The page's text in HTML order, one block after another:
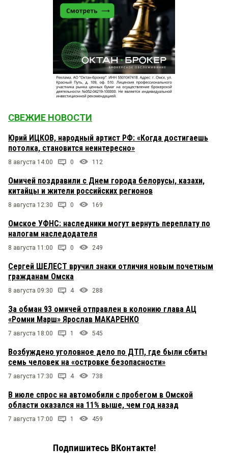
СВЕЖИЕ НОВОСТИ
Юрий ИЦКОВ, народный артист РФ: «Когда достигаешь
потолка, становится неинтересно»
8 августа 14:00 0 112
Омичей поздравили с Днем города белорусы, казахи,
китайцы и жители российских регионов
8 августа 12:30 0 169
Омское УФНС: наследники могут вернуть переплату по
налогам наследодателя
8 августа 11:00 0 249
Сергей ШЕЛЕСТ вручил знаки отличия новым почетным
гражданам Омска
8 августа 09:30 4 288
За обман 93 омичей отправлен в колонию глава АЦ
«Ромни Марш» Ярослав МАКАРЕНКО
7 августа 18:00 1 545
Возбуждено уголовное дело по ДТП, где были сбиты
семь человек на «островке безопасности»
7 августа 17:30 4 738
В июле спрос на автомобили с пробегом в Омской
области оказался на 11% выше, чем год назад
7 августа 17:00 1 459
Подпишитесь ВКонтакте!